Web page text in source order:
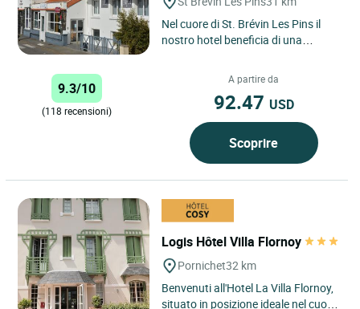
Nel cuore di St. Brévin Les Pins il
nostro hotel beneficia di una
(250 m) e al centro...
9.3/10
(118 recensioni)
A partire da
92.47 USD
Scoprire
Logis Hôtel Villa Flornoy
Pornichet32 km
Benvenuti all'Hotel La Villa Flornoy,
situato in posizione ideale nel cuore